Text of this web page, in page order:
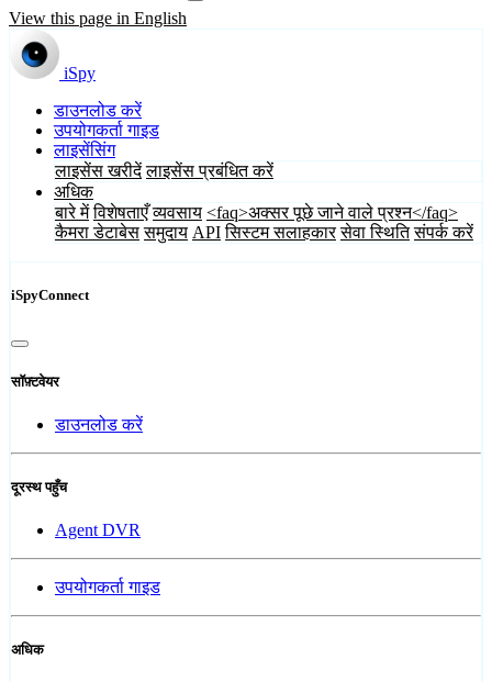
View this page in English
iSpy
डाउनलोड करें
उपयोगकर्ता गाइड
लाइसेंसिंग
लाइसेंस खरीदें लाइसेंस प्रबंधित करें
अधिक
बारे में विशेषताएँ व्यवसाय <faq>अक्सर पूछे जाने वाले प्रश्न</faq>
कैमरा डेटाबेस समुदाय API सिस्टम सलाहकार सेवा स्थिति संपर्क करें
iSpyConnect
सॉफ़्टवेयर
डाउनलोड करें
दूरस्थ पहुँच
Agent DVR
उपयोगकर्ता गाइड
अधिक